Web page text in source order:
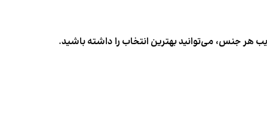
هر جنس، می‌توانید بهترین انتخاب را داشته باشید.